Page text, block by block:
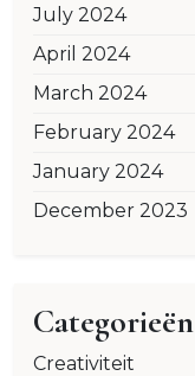
July 2024
April 2024
March 2024
February 2024
January 2024
December 2023
Categorieën
Creativiteit